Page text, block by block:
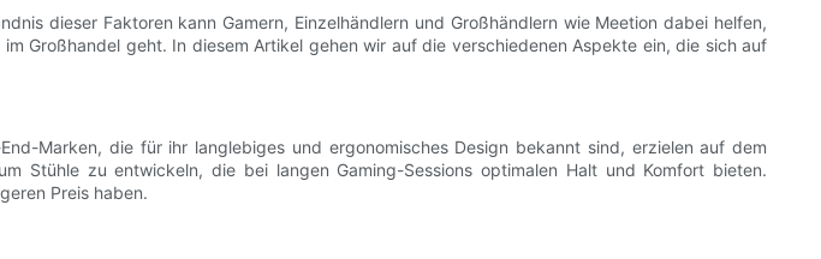
dieser Faktoren kann Gamern, Einzelhändlern und Großhändlern wie Meetion dabei helfen,
Großhandel geht. In diesem Artikel gehen wir auf die verschiedenen Aspekte ein, die sich auf
Marken, die für ihr langlebiges und ergonomisches Design bekannt sind, erzielen auf dem
Stühle zu entwickeln, die bei langen Gaming-Sessions optimalen Halt und Komfort bieten.
Preis haben.